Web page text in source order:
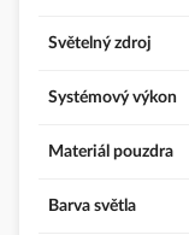
Světelný zdroj
Systémový výkon
Materiál pouzdra
Barva světla